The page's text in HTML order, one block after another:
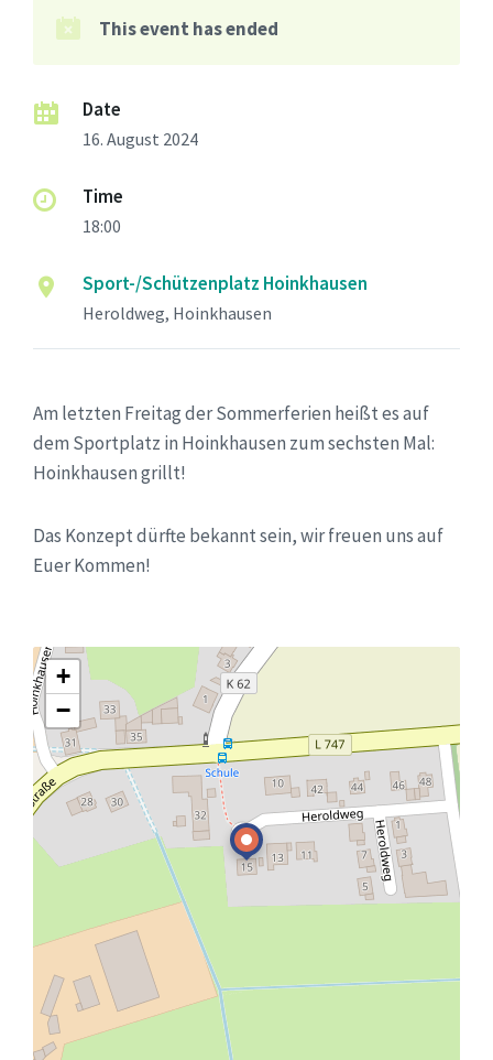
This event has ended
Date
16. August 2024
Time
18:00
Sport-/Schützenplatz Hoinkhausen
Heroldweg, Hoinkhausen
Am letzten Freitag der Sommerferien heißt es auf
dem Sportplatz in Hoinkhausen zum sechsten Mal:
Hoinkhausen grillt!
Das Konzept dürfte bekannt sein, wir freuen uns auf
Euer Kommen!
+
−